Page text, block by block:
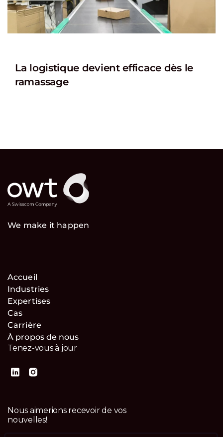
La logistique devient efficace dès le
ramassage
We make it happen
Accueil
Industries
Expertises
Cas
Carrière
À propos de nous
Tenez-vous à jour
Nous aimerions recevoir de vos
nouvelles!